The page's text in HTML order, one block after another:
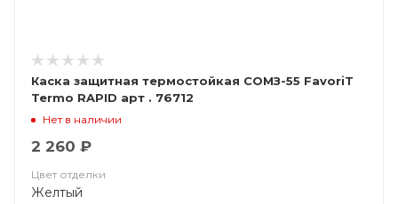
Каска защитная термостойкая СОМЗ-55 FavoriT
Termo RAPID арт . 76712
Нет в наличии
2 260 ₽
Цвет отделки
Желтый